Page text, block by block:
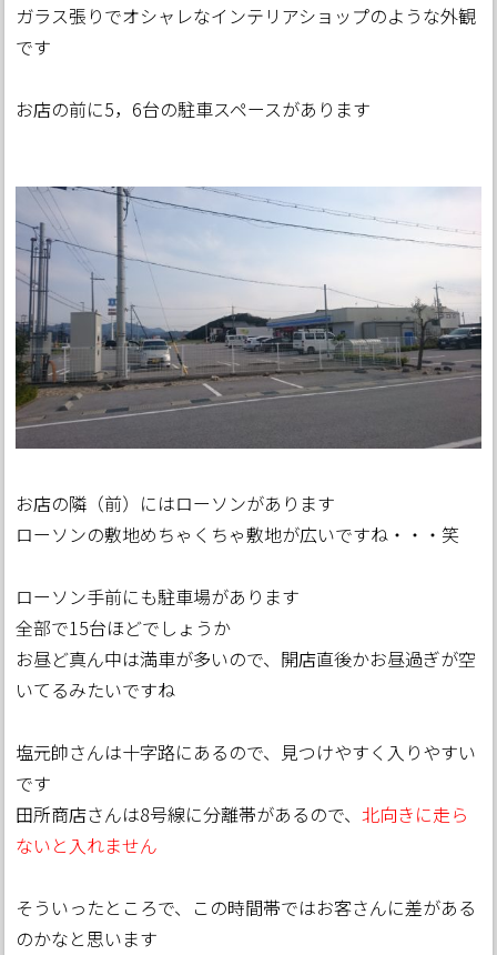
ガラス張りでオシャレなインテリアショップのような外観
です
お店の前に5，6台の駐車スペースがあります
お店の隣（前）にはローソンがあります
ローソンの敷地めちゃくちゃ敷地が広いですね・・・笑
ローソン手前にも駐車場があります
全部で15台ほどでしょうか
お昼ど真ん中は満車が多いので、開店直後かお昼過ぎが空
いてるみたいですね
塩元帥さんは十字路にあるので、見つけやすく入りやすい
です
田所商店さんは8号線に分離帯があるので、北向きに走ら
ないと入れません
そういったところで、この時間帯ではお客さんに差がある
のかなと思います